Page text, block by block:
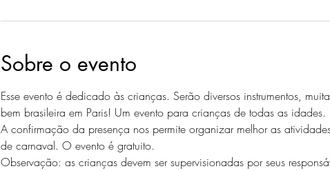
Sobre o evento
Esse evento é dedicado às crianças. Serão diversos instrumentos,
bem brasileira em Paris! Um evento para crianças de todas as idades.
A confirmação da presença nos permite organizar melhor as
de carnaval. O evento é gratuito.
Observação: as crianças devem ser supervisionadas por seus